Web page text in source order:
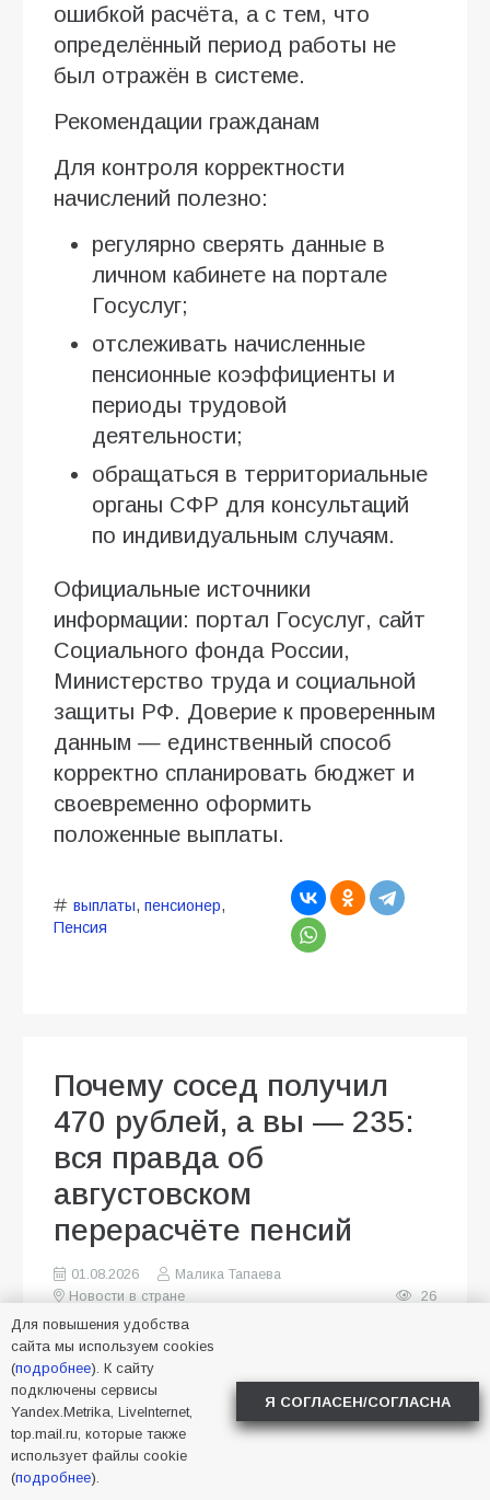
ошибкой расчёта, а с тем, что
определённый период работы не
был отражён в системе.
Рекомендации гражданам
Для контроля корректности
начислений полезно:
регулярно сверять данные в
личном кабинете на портале
Госуслуг;
отслеживать начисленные
пенсионные коэффициенты и
периоды трудовой
деятельности;
обращаться в территориальные
органы СФР для консультаций
по индивидуальным случаям.
Официальные источники
информации: портал Госуслуг, сайт
Социального фонда России,
Министерство труда и социальной
защиты РФ. Доверие к проверенным
данным — единственный способ
корректно спланировать бюджет и
своевременно оформить
положенные выплаты.
выплаты, пенсионер,
Пенсия
Почему сосед получил
470 рублей, а вы — 235:
вся правда об
августовском
перерасчёте пенсий
01.08.2026
Малика Тапаева
Новости в стране
26
Для повышения удобства
сайта мы используем cookies
(подробнее). К сайту
подключены сервисы
Yandex.Metrika, LiveInternet,
top.mail.ru, которые также
использует файлы cookie
(подробнее).
Я СОГЛАСЕН/СОГЛАСНА